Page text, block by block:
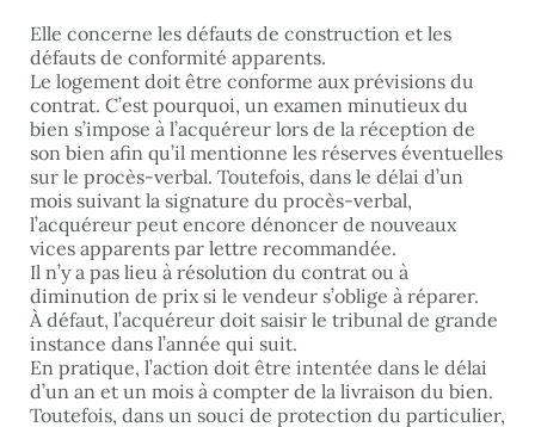
Elle concerne les défauts de construction et les
défauts de conformité apparents.
Le logement doit être conforme aux prévisions du
contrat. C’est pourquoi, un examen minutieux du
bien s’impose à l’acquéreur lors de la réception de
son bien afin qu’il mentionne les réserves éventuelles
sur le procès-verbal. Toutefois, dans le délai d’un
mois suivant la signature du procès-verbal,
l’acquéreur peut encore dénoncer de nouveaux
vices apparents par lettre recommandée.
Il n’y a pas lieu à résolution du contrat ou à
diminution de prix si le vendeur s’oblige à réparer.
À défaut, l’acquéreur doit saisir le tribunal de grande
instance dans l’année qui suit.
En pratique, l’action doit être intentée dans le délai
d’un an et un mois à compter de la livraison du bien.
Toutefois, dans un souci de protection du particulier,